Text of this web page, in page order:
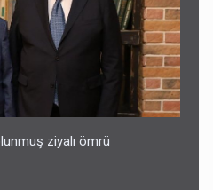
ziyalı ömrü